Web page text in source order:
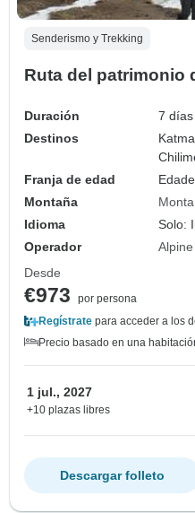
Senderismo y Trekking
Ruta del patrimonio
Duración
7 días
Destinos
Franja de edad
Montaña
Idioma
Solo:
Operador
Desde
€973
por persona
Regístrate para acceder a los
Precio basado en una
1 jul., 2027
+10 plazas libres
Descargar folleto